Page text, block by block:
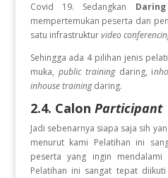
Covid 19. Sedangkan Daring
mempertemukan peserta dan
satu infrastrukturvideo
Sehingga ada 4 pilihan jenis
muka, public trainingdaring, i
inhouse trainingdaring.
2.4. Calon Participant
Jadi sebenarnya siapa saja sih
menurut kami Pelatihan ini
peserta yang ingin
Pelatihan ini sangat tepat